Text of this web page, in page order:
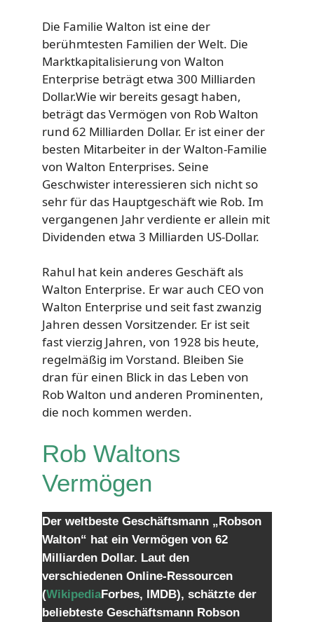
Die Familie Walton ist eine der
berühmtesten Familien der Welt. Die
Marktkapitalisierung von Walton
Enterprise beträgt etwa 300 Milliarden
Dollar.Wie wir bereits gesagt haben,
beträgt das Vermögen von Rob Walton
rund 62 Milliarden Dollar. Er ist einer der
besten Mitarbeiter in der Walton-Familie
von Walton Enterprises. Seine
Geschwister interessieren sich nicht so
sehr für das Hauptgeschäft wie Rob. Im
vergangenen Jahr verdiente er allein mit
Dividenden etwa 3 Milliarden US-Dollar.
Rahul hat kein anderes Geschäft als
Walton Enterprise. Er war auch CEO von
Walton Enterprise und seit fast zwanzig
Jahren dessen Vorsitzender. Er ist seit
fast vierzig Jahren, von 1928 bis heute,
regelmäßig im Vorstand. Bleiben Sie
dran für einen Blick in das Leben von
Rob Walton und anderen Prominenten,
die noch kommen werden.
Rob Waltons
Vermögen
Der weltbeste Geschäftsmann „Robson
Walton“ hat ein Vermögen von 62
Milliarden Dollar. Laut den
verschiedenen Online-Ressourcen
(WikipediaForbes, IMDB), schätzte der
beliebteste Geschäftsmann Robson